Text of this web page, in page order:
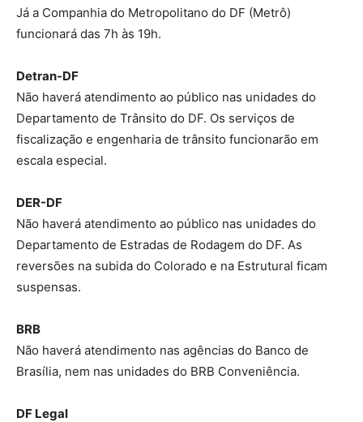
Já a Companhia do Metropolitano do DF (Metrô)
funcionará das 7h às 19h.
Detran-DF
Não haverá atendimento ao público nas unidades do
Departamento de Trânsito do DF. Os serviços de
fiscalização e engenharia de trânsito funcionarão em
escala especial.
DER-DF
Não haverá atendimento ao público nas unidades do
Departamento de Estradas de Rodagem do DF. As
reversões na subida do Colorado e na Estrutural ficam
suspensas.
BRB
Não haverá atendimento nas agências do Banco de
Brasília, nem nas unidades do BRB Conveniência.
DF Legal